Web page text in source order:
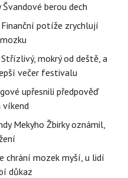
berou dech
potíže zrychlují
mokrý od deště, a
večer festivalu
upřesnili předpověď
víkend
Mekyho Žbirky oznámil,
chrání mozek myší, u lidí
důkaz